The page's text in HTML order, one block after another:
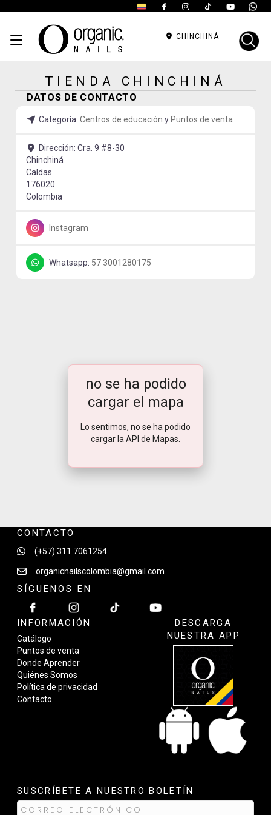
CHINCHINÁ
TIENDA CHINCHINÁ
DATOS DE CONTACTO
Categoría: Centros de educación y Puntos de venta
Dirección: Cra. 9 #8-30
Chinchiná
Caldas
176020
Colombia
Instagram
Whatsapp: 57 3001280175
no se ha podido
cargar el mapa
Lo sentimos, no se ha podido
cargar la API de Mapas.
CONTACTO
(+57) 311 7061254
organicnailscolombia@gmail.com
SÍGUENOS EN
INFORMACIÓN
Catálogo
Puntos de venta
Donde Aprender
Quiénes Somos
Política de privacidad
Contacto
DESCARGA
NUESTRA APP
SUSCRÍBETE A NUESTRO BOLETÍN